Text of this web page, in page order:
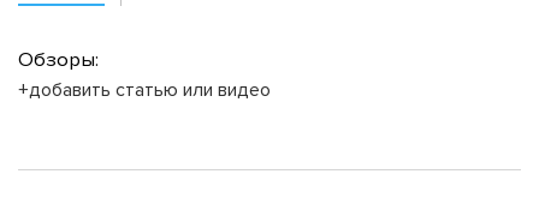
Обзоры:
+добавить статью или видео